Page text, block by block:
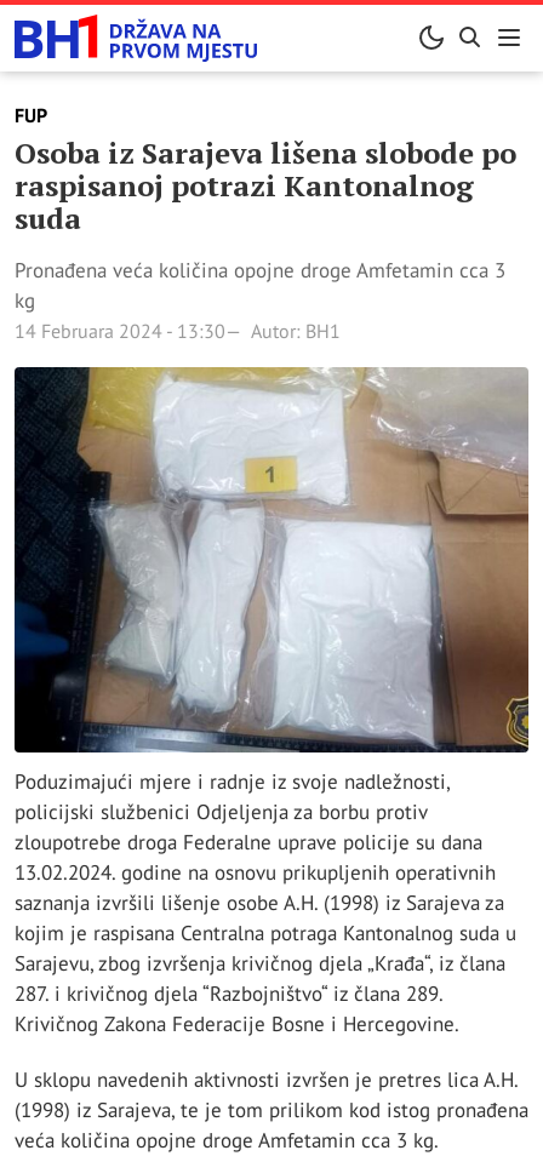
FUP
Osoba iz Sarajeva lišena slobode po
raspisanoj potrazi Kantonalnog
suda
Pronađena veća količina opojne droge Amfetamin cca 3
kg
14 Februara 2024 - 13:30 Autor: BH1
Poduzimajući mjere i radnje iz svoje nadležnosti,
policijski službenici Odjeljenja za borbu protiv
zloupotrebe droga Federalne uprave policije su dana
13.02.2024. godine na osnovu prikupljenih operativnih
saznanja izvršili lišenje osobe A.H. (1998) iz Sarajeva za
kojim je raspisana Centralna potraga Kantonalnog suda u
Sarajevu, zbog izvršenja krivičnog djela „Krađa“, iz člana
287. i krivičnog djela “Razbojništvo“ iz člana 289.
Krivičnog Zakona Federacije Bosne i Hercegovine.
U sklopu navedenih aktivnosti izvršen je pretres lica A.H.
(1998) iz Sarajeva, te je tom prilikom kod istog pronađena
veća količina opojne droge Amfetamin cca 3 kg.